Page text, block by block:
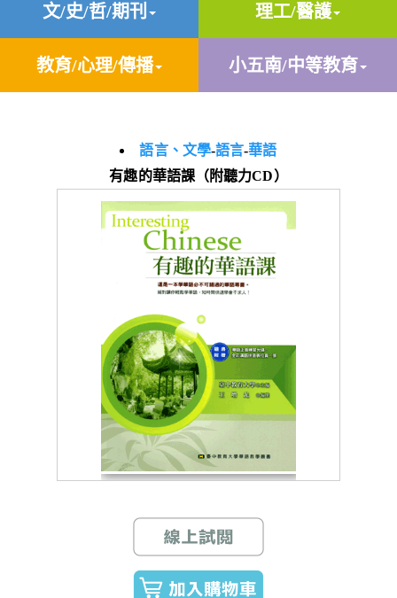
文/史/哲/期刊 理工/醫護
教育/心理/傳播 小五南/中等教育
語言、文學-語言-華語
有趣的華語課（附聽力CD）